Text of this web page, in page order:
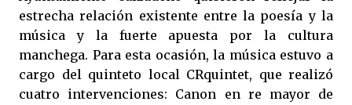
estrecha relación existente entre la poesía y la
música y la fuerte apuesta por la cultura
manchega. Para esta ocasión, la música estuvo a
cargo del quinteto local CRquintet, que realizó
cuatro intervenciones: Canon en re mayor de